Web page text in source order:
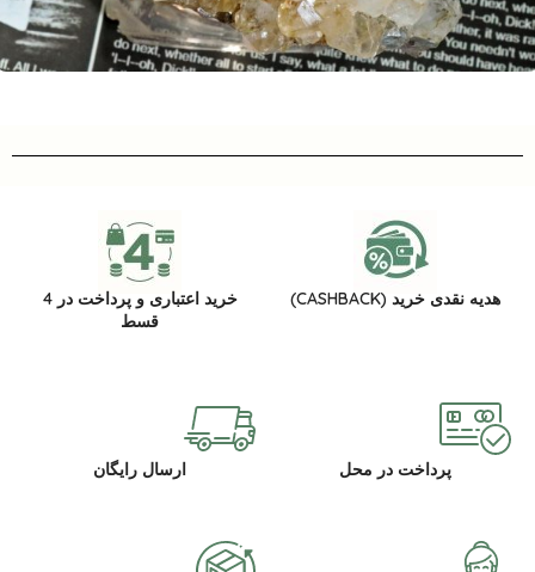
هدیه نقدی خرید (CASHBACK)
خرید اعتباری و پرداخت در 4
قسط
پرداخت در محل ارسال رایگان